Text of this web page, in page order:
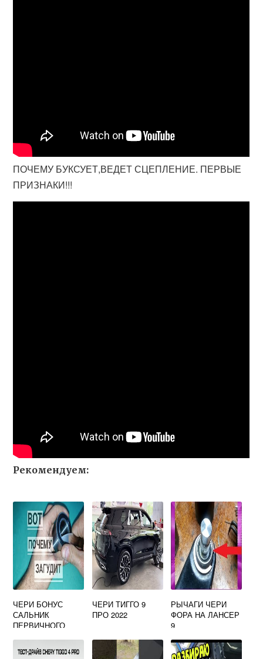
ПОЧЕМУ БУКСУЕТ,ВЕДЕТ СЦЕПЛЕНИЕ. ПЕРВЫЕ
ПРИЗНАКИ!!!
Рекомендуем:
ЧЕРИ БОНУС
САЛЬНИК
ПЕРВИЧНОГО
ЧЕРИ ТИГГО 9
ПРО 2022
РЫЧАГИ ЧЕРИ
ФОРА НА ЛАНСЕР
9